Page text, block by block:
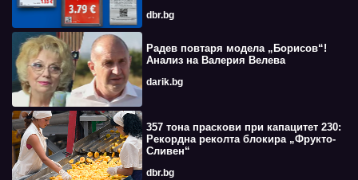
dbr.bg
Радев повтаря модела „Борисов“!
Анализ на Валерия Велева
darik.bg
357 тона праскови при капацитет 230:
Рекордна реколта блокира „Фрукто-
Сливен“
dbr.bg